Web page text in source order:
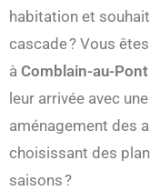
habitation et
cascade ? Vous
à Comblain-au-Pont
leur arrivée avec
aménagement des
choisissant des
saisons ?